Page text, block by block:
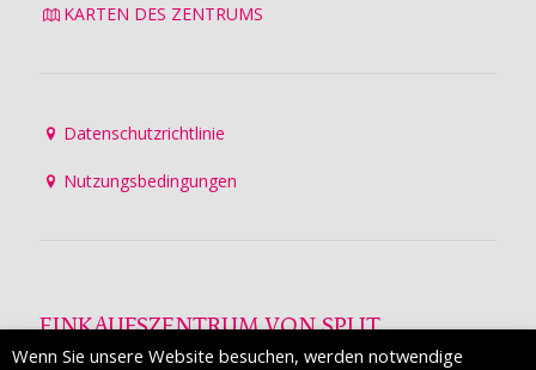
KARTEN DES ZENTRUMS
Datenschutzrichtlinie
Nutzungsbedingungen
EINKAUFSZENTRUM VON SPLIT
Wenn Sie unsere Website besuchen, werden notwendige